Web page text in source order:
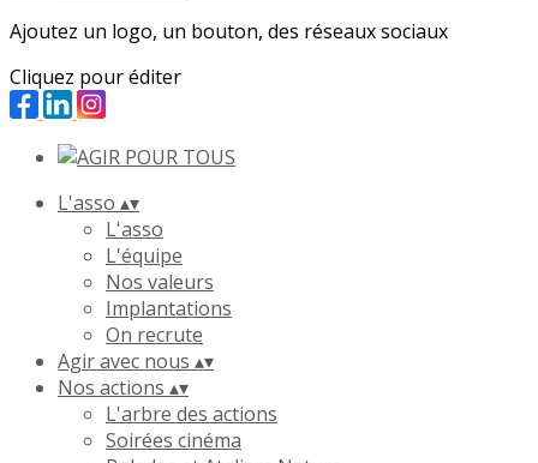
Ajoutez un logo, un bouton, des réseaux sociaux
Cliquez pour éditer
L'asso ▴▾
L'asso
L'équipe
Nos valeurs
Implantations
On recrute
Agir avec nous ▴▾
Nos actions ▴▾
L'arbre des actions
Soirées cinéma